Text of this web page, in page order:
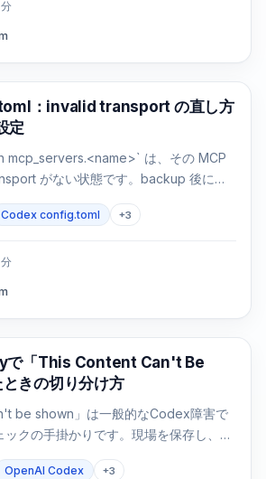
分
：invalid transport の直し方
定
mcp_servers.<name>` は、その MCP
がない状態です。backup 後に
Codex config.toml +3
分
で「This Content Can't Be
きの切り分け方
be shown」は一般的なCodex障害で
クの手掛かりです。現場を保存し、許
OpenAI Codex +3